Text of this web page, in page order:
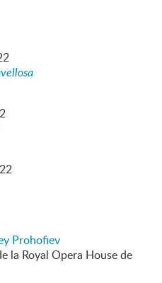
Prohofiev
la Royal Opera House de